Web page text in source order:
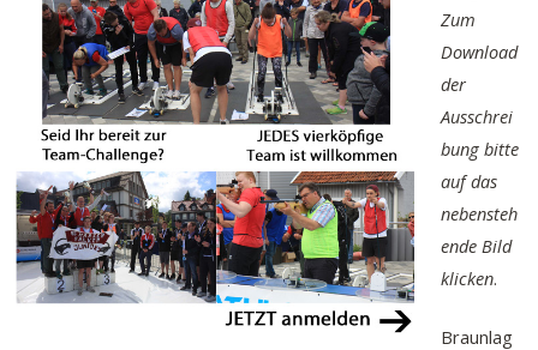
Zum
Download
der
Ausschrei
bung bitte
auf das
nebensteh
ende Bild
klicken.
Braunlag